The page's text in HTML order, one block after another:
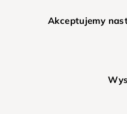
Akceptujemy